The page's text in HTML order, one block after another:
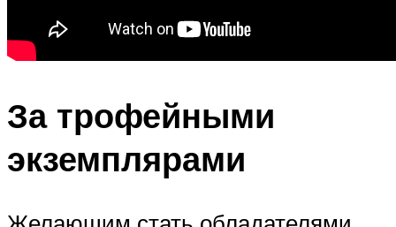
За трофейными
экземплярами